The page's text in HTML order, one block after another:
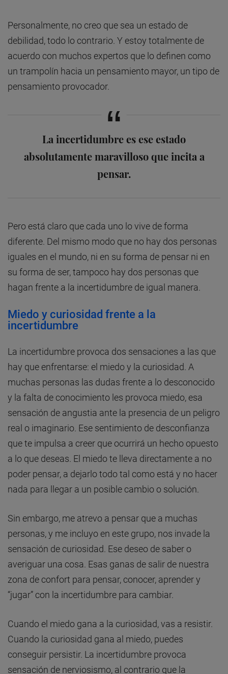
Personalmente, no creo que sea un estado de
debilidad, todo lo contrario. Y estoy totalmente de
acuerdo con muchos expertos que lo definen como
un trampolín hacia un pensamiento mayor, un tipo de
pensamiento provocador.
La incertidumbre es ese estado
absolutamente maravilloso que incita a
pensar.
Pero está claro que cada uno lo vive de forma
diferente. Del mismo modo que no hay dos personas
iguales en el mundo, ni en su forma de pensar ni en
su forma de ser, tampoco hay dos personas que
hagan frente a la incertidumbre de igual manera.
Miedo y curiosidad frente a la
incertidumbre
La incertidumbre provoca dos sensaciones a las que
hay que enfrentarse: el miedo y la curiosidad. A
muchas personas las dudas frente a lo desconocido
y la falta de conocimiento les provoca miedo, esa
sensación de angustia ante la presencia de un peligro
real o imaginario. Ese sentimiento de desconfianza
que te impulsa a creer que ocurrirá un hecho opuesto
a lo que deseas. El miedo te lleva directamente a no
poder pensar, a dejarlo todo tal como está y no hacer
nada para llegar a un posible cambio o solución.
Sin embargo, me atrevo a pensar que a muchas
personas, y me incluyo en este grupo, nos invade la
sensación de curiosidad. Ese deseo de saber o
averiguar una cosa. Esas ganas de salir de nuestra
zona de confort para pensar, conocer, aprender y
“jugar” con la incertidumbre para cambiar.
Cuando el miedo gana a la curiosidad, vas a resistir.
Cuando la curiosidad gana al miedo, puedes
conseguir persistir. La incertidumbre provoca
sensación de nerviosismo, al contrario que la